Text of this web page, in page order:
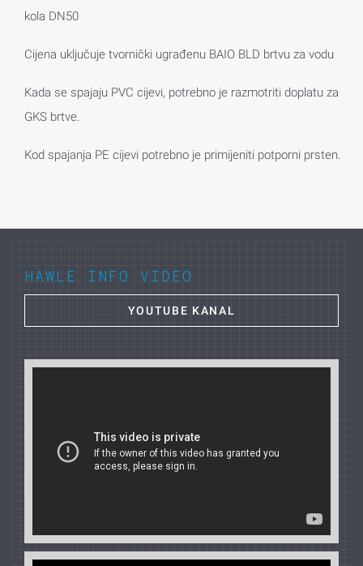
kola DN50
Cijena uključuje tvornički ugrađenu BAIO BLD brtvu za vodu
Kada se spajaju PVC cijevi, potrebno je razmotriti doplatu za
GKS brtve.
Kod spajanja PE cijevi potrebno je primijeniti potporni prsten.
HAWLE INFO VIDEO
YOUTUBE KANAL